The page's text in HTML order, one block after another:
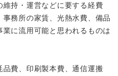
維持・運営などに要する経費
事務所の家賃、光熱水費、備品
に流用可能と思われるものは
費、印刷製本費、通信運搬